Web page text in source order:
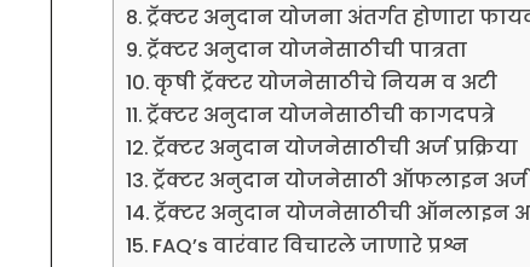
ट्रॅक्टर अनुदान योजना अंतर्गत होणारा
ट्रॅक्टर अनुदान योजनेसाठीची पात्रता
कृषी ट्रॅक्टर योजनेसाठीचे नियम व अटी
ट्रॅक्टर अनुदान योजनेसाठीची कागदपत्रे
ट्रॅक्टर अनुदान योजनेसाठीची अर्ज प्रक्रिया
ट्रॅक्टर अनुदान योजनेसाठी ऑफलाइन अर्ज
ट्रॅक्टर अनुदान योजनेसाठीची ऑनलाइन
FAQ’s वारंवार विचारले जाणारे प्रश्न